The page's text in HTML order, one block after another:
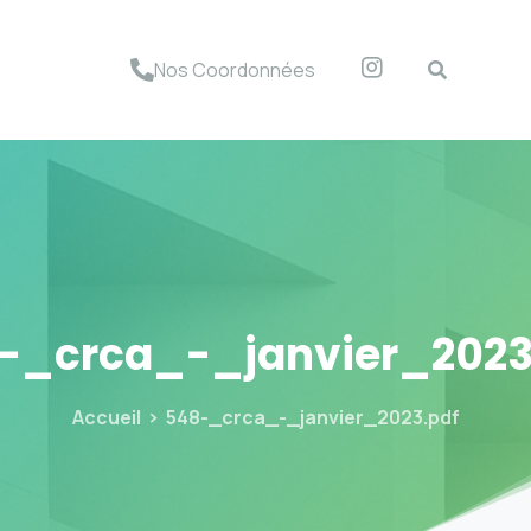
Nos Coordonnées
_crca_-
Accueil 548-_crca_-_janvier_2023.pdf